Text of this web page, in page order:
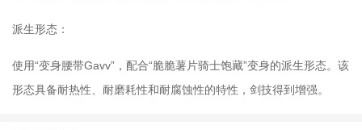
派生形态：
使用“变身腰带Gavv”，配合“脆脆薯片骑士饱藏”变身的派生形态。该
形态具备耐热性、耐磨耗性和耐腐蚀性的特性，剑技得到增强。